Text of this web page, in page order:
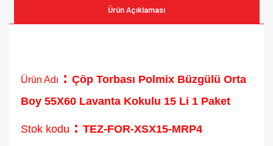
Ürün Açıklaması
Ürün Adı : Çöp Torbası Polmix Büzgülü Orta
Boy 55X60 Lavanta Kokulu 15 Li 1 Paket
Stok kodu : TEZ-FOR-XSX15-MRP4